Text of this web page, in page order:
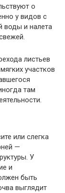
о
у видов с
воды и налета
листьев
участков
там
или слегка
—
У
и
быть
выглядит